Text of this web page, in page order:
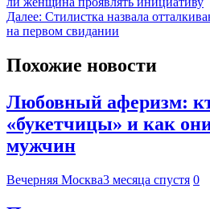
Далее: Стилистка назвала
на первом свидании
Похожие новости
Любовный аферизм:
«букетчицы» и как
мужчин
Вечерняя Москва3 месяца спустя 0